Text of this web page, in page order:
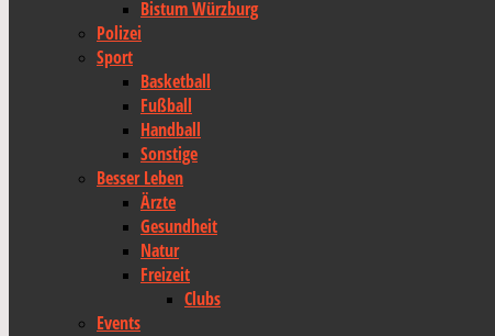
Bistum Würzburg
Polizei
Sport
Basketball
Fußball
Handball
Sonstige
Besser Leben
Ärzte
Gesundheit
Natur
Freizeit
Clubs
Events